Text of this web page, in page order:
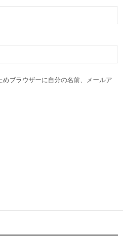
ブラウザーに自分の名前、メールア